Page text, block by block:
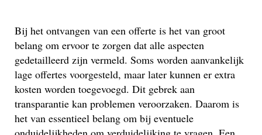
Bij het ontvangen van een offerte is het van groot
belang om ervoor te zorgen dat alle aspecten
gedetailleerd zijn vermeld. Soms worden aanvankelijk
lage offertes voorgesteld, maar later kunnen er extra
kosten worden toegevoegd. Dit gebrek aan
transparantie kan problemen veroorzaken. Daarom is
het van essentieel belang om bij eventuele